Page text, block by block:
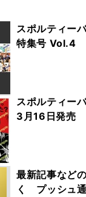
スポルティー
特集号 Vol.4
スポルティ
3月16日発売
最新記事など
く プッシュ